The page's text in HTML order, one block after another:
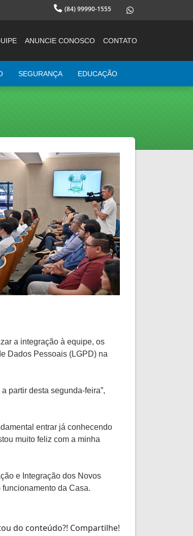
(84) 99990-1555
ANUNCIE CONOSCO CONTATO
SEGURANÇA EDUCAÇÃO
a integração à equipe, os
Dados Pessoais (LGPD) na
partir desta segunda-feira”,
entrar já conhecendo
muito feliz com a minha
e Integração dos Novos
da Casa.
do conteúdo?! Compartilhe!